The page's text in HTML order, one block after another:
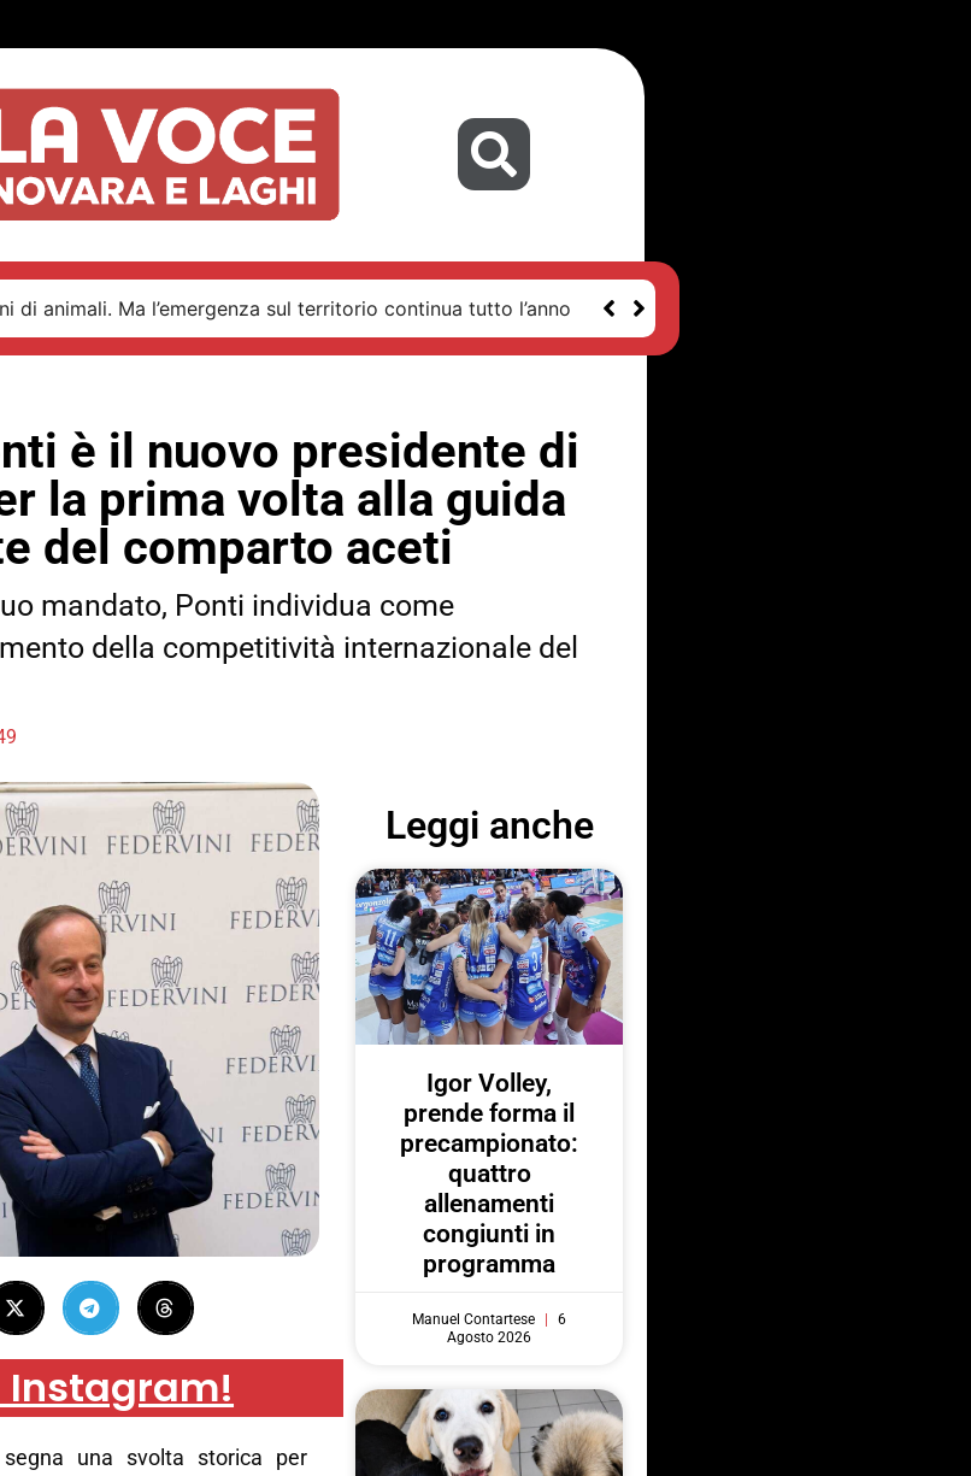
di animali. Ma l’emergenza sul territorio continua tutto l’anno
è il nuovo presidente di
la prima volta alla guida
del comparto aceti
mandato, Ponti individua come
della competitività internazionale del
Instagram!
una svolta storica per
Leggi anche
Igor Volley,
prende forma il
precampionato:
quattro
allenamenti
congiunti in
programma
Manuel Contartese
6
Agosto 2026